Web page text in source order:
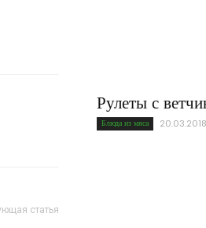
статья
Рулеты с
Блюда из мяса 20.03.2018